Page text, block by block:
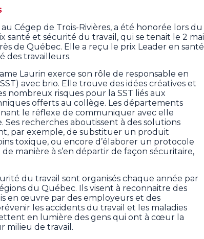
Cégep de Trois-Rivières, a été honorée lors du
santé et sécurité du travail, qui se tenait le 2 mai
de Québec. Elle a reçu le prix Leader en santé
des travailleurs.
Laurin exerce son rôle de responsable en
avec brio. Elle trouve des idées créatives et
nombreux risques pour la SST liés aux
offerts au collège. Les départements
le réflexe de communiquer avec elle
Ses recherches aboutissent à des solutions
par exemple, de substituer un produit
toxique, ou encore d’élaborer un protocole
manière à s’en départir de façon sécuritaire,
du travail sont organisés chaque année par
du Québec. Ils visent à reconnaitre des
en œuvre par des employeurs et des
les accidents du travail et les maladies
en lumière des gens qui ont à cœur la
milieu de travail.